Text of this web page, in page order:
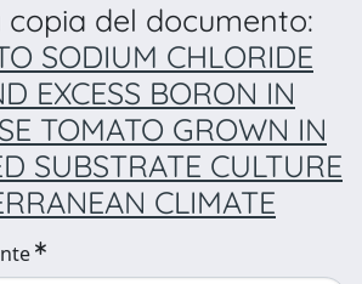
copia del documento:
SODIUM CHLORIDE
EXCESS BORON IN
TOMATO GROWN IN
SUBSTRATE CULTURE
CLIMATE